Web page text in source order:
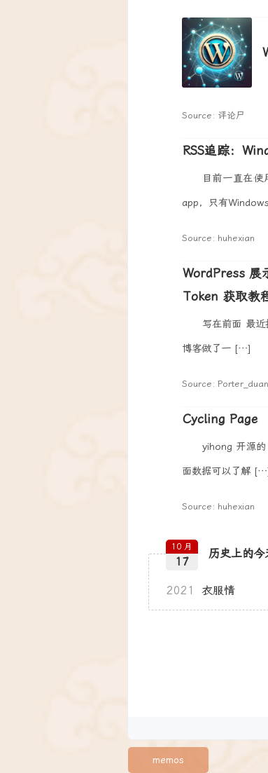
Source: 评论尸
RSS追踪：
目前一直在使
app，只有
Source: huhexian
WordPress 展
Token 获取教
写在前面 最
博客做了一 […]
Source:
Cycling Page
yihong 开源
面数据可以了解
Source: huhexian
历史上的今
10 月
17
2021 衣服情
memos